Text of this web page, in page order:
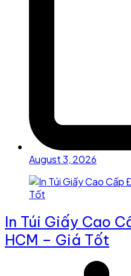
August 3, 2026
In Túi Giấy Cao
HCM – Giá Tốt